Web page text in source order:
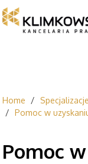
Home Specjalizacje
Pomoc w
Pomoc